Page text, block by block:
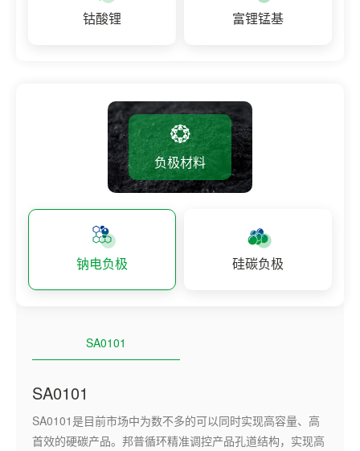
钴酸锂 富锂锰基
负极材料
钠电负极 硅碳负极
SA0101
SA0101
SA0101是目前市场中为数不多的可以同时实现高容量、高
首效的硬碳产品。邦普循环精准调控产品孔道结构，实现高